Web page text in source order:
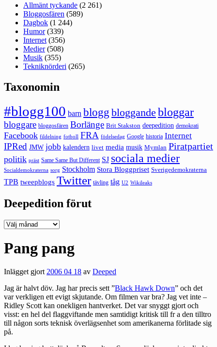
Allmänt tyckande (2 261)
Bloggosfären (589)
Dagbok (1 244)
Humor(339)
Internet (356)
Medier(508)
Musik (355)
Tekniknörderi (265)
Taxonomin
#blogg100 barn blogg bloggande bloggar
bloggare bloggosfären Borlänge Brit Stakston deepedition demokrati
Facebook fildelning fotboll FRA födelsedag Google historia Internet
IPRed JMW jobb kalendern livet media musik Mymlan Piratpartiet
politik präst Same Same But Different SJ sociala medier
Socialdemokraterna sorg Stockholm Stora Bloggpriset Sverigedemokraterna
TPB tweepblogs Twitter tävling tåg U2 Wikileaks
Deepedition förut
Deepedition
Pang pang
Inlägget gjort2006 04 18 av Deeped
Jag är halvt döv. Jag har precis sett ”Black Hawk Down” och det
var verkligen ett evigt skjutande. Om filmen var bra? Jag vet inte –
Ridley Scott kan onekligen hantverket. Det var snyggt gjort och
visst: en hel del flaggviftande men samtidigt kritisk till fr a den tilltro
till någon sorts teknisk överlägsenhet som amerikanerna förlitade sig
på.